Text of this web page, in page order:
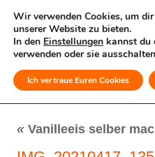
MENÜ
« Vanilleeis selber
Wir verwenden Cookies, um
unserer Website zu bieten.
In den Einstellungen kannst du
verwenden oder sie
Ich vertraue Euren Cookies